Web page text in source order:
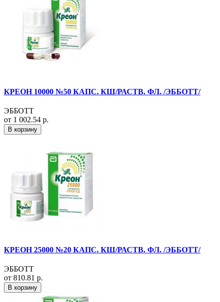
КРЕОН 10000 №50 КАПС. КШ/РАСТВ. ФЛ. /ЭББОТТ/
ЭББОТТ
от 1 002.54 р.
В корзину
КРЕОН 25000 №20 КАПС. КШ/РАСТВ. ФЛ. /ЭББОТТ/
ЭББОТТ
от 810.81 р.
В корзину